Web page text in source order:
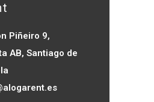
Piñeiro 9,
AB, Santiago de